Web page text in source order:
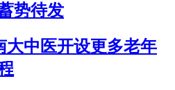
势待发
大中医开设更多老年